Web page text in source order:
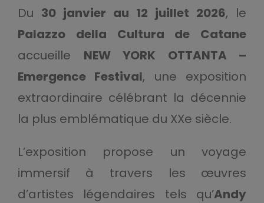
Du 30 janvier au 12 juillet 2026, le
Palazzo della Cultura de Catane
accueille NEW YORK OTTANTA –
Emergence Festival, une exposition
extraordinaire célébrant la décennie
la plus emblématique du XXe siècle.
L’exposition propose un voyage
immersif à travers les œuvres
d’artistes légendaires tels qu’Andy